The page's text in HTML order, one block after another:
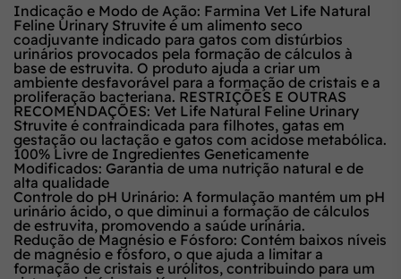
Indicação e Modo de Ação: Farmina Vet Life Natural
Feline Urinary Struvite é um alimento seco
coadjuvante indicado para gatos com distúrbios
urinários provocados pela formação de cálculos à
base de estruvita. O produto ajuda a criar um
ambiente desfavorável para a formação de cristais e a
proliferação bacteriana. RESTRIÇÕES E OUTRAS
RECOMENDAÇÕES: Vet Life Natural Feline Urinary
Struvite é contraindicada para filhotes, gatas em
gestação ou lactação e gatos com acidose metabólica.
100% Livre de Ingredientes Geneticamente
Modificados: Garantia de uma nutrição natural e de
alta qualidade
Controle do pH Urinário: A formulação mantém um pH
urinário ácido, o que diminui a formação de cálculos
de estruvita, promovendo a saúde urinária.
Redução de Magnésio e Fósforo: Contém baixos níveis
de magnésio e fósforo, o que ajuda a limitar a
formação de cristais e urólitos, contribuindo para um